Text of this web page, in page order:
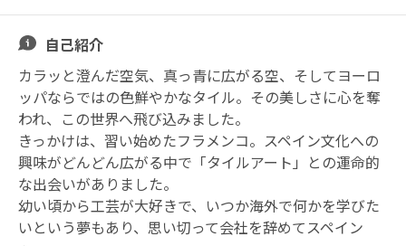
自己紹介
カラッと澄んだ空気、真っ青に広がる空、そしてヨーロ
ッパならではの色鮮やかなタイル。その美しさに心を奪
われ、この世界へ飛び込みました。
きっかけは、習い始めたフラメンコ。スペイン文化への
興味がどんどん広がる中で「タイルアート」との運命的
な出会いがありました。
幼い頃から工芸が大好きで、いつか海外で何かを学びた
いという夢もあり、思い切って会社を辞めてスペイン